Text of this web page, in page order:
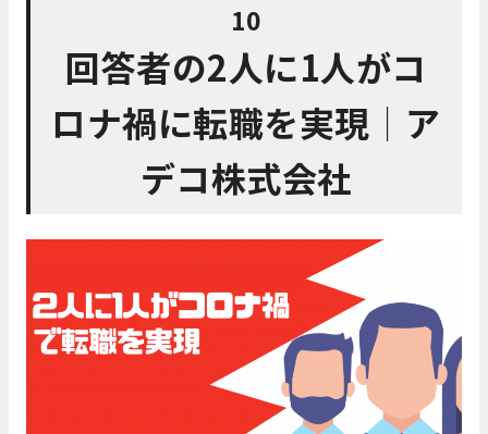
10
回答者の2人に1人がコ
ロナ禍に転職を実現│ア
デコ株式会社